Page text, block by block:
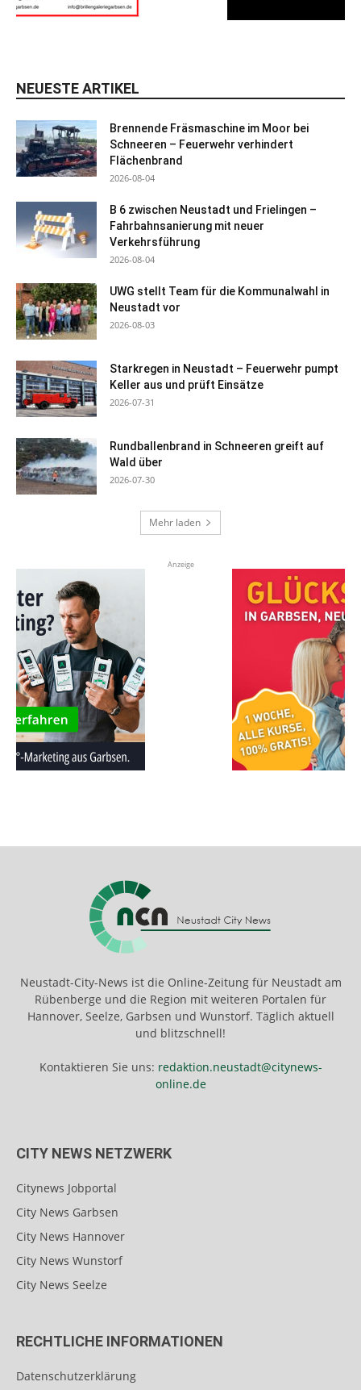
NEUESTE ARTIKEL
Brennende Fräsmaschine im Moor bei
Schneeren – Feuerwehr verhindert
Flächenbrand
2026-08-04
B 6 zwischen Neustadt und Frielingen –
Fahrbahnsanierung mit neuer
Verkehrsführung
2026-08-04
UWG stellt Team für die Kommunalwahl in
Neustadt vor
2026-08-03
Starkregen in Neustadt – Feuerwehr pumpt
Keller aus und prüft Einsätze
2026-07-31
Rundballenbrand in Schneeren greift auf
Wald über
2026-07-30
Mehr laden
Anzeige
Neustadt-City-News ist die Online-Zeitung für Neustadt am
Rübenberge und die Region mit weiteren Portalen für
Hannover, Seelze, Garbsen und Wunstorf. Täglich aktuell
und blitzschnell!
Kontaktieren Sie uns: redaktion.neustadt@citynews-
online.de
CITY NEWS NETZWERK
Citynews Jobportal
City News Garbsen
City News Hannover
City News Wunstorf
City News Seelze
RECHTLICHE INFORMATIONEN
Datenschutzerklärung